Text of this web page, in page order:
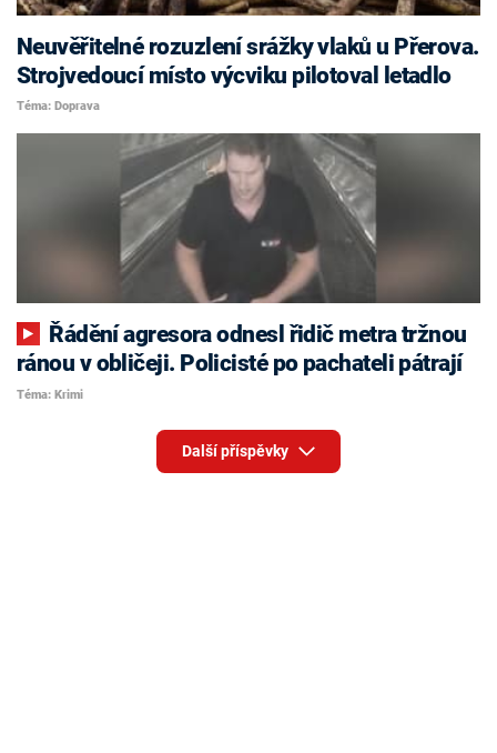
Neuvěřitelné rozuzlení srážky vlaků u Přerova.
Strojvedoucí místo výcviku pilotoval letadlo
Téma: Doprava
ránou v obličeji. Policisté po pachateli pátrají
Téma: Krimi
Další příspěvky